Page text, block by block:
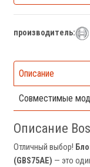
производитель:
Описание
Совместимые
Описание
Отличный выбор!
(GBS75AE) — это